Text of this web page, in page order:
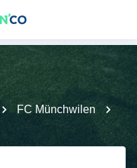
FC Münchwilen